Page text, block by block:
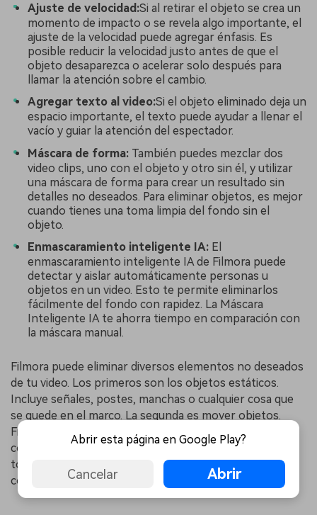
Ajuste de velocidad:Si al retirar el objeto se crea un
momento de impacto o se revela algo importante, el
ajuste de la velocidad puede agregar énfasis. Es
posible reducir la velocidad justo antes de que el
objeto desaparezca o acelerar solo después para
llamar la atención sobre el cambio.
Agregar texto al video:Si el objeto eliminado deja un
espacio importante, el texto puede ayudar a llenar el
vacío y guiar la atención del espectador.
Máscara de forma: También puedes mezclar dos
video clips, uno con el objeto y otro sin él, y utilizar
una máscara de forma para crear un resultado sin
detalles no deseados. Para eliminar objetos, es mejor
cuando tienes una toma limpia del fondo sin el
objeto.
Enmascaramiento inteligente IA: El
enmascaramiento inteligente IA de Filmora puede
detectar y aislar automáticamente personas u
objetos en un video. Esto te permite eliminarlos
fácilmente del fondo con rapidez. La Máscara
Inteligente IA te ahorra tiempo en comparación con
la máscara manual.
Filmora puede eliminar diversos elementos no deseados
de tu video. Los primeros son los objetos estáticos.
Incluye señales, postes, manchas o cualquier cosa que
se quede en el marco. La segunda es mover objetos.
Filmora también puede eliminar elementos más
complicados del video, como gente que pasea por la
toma, pájaros que pasan volando o un coche que pasa
conduciendo.
Abrir esta página en Google Play?
Cancelar Abrir